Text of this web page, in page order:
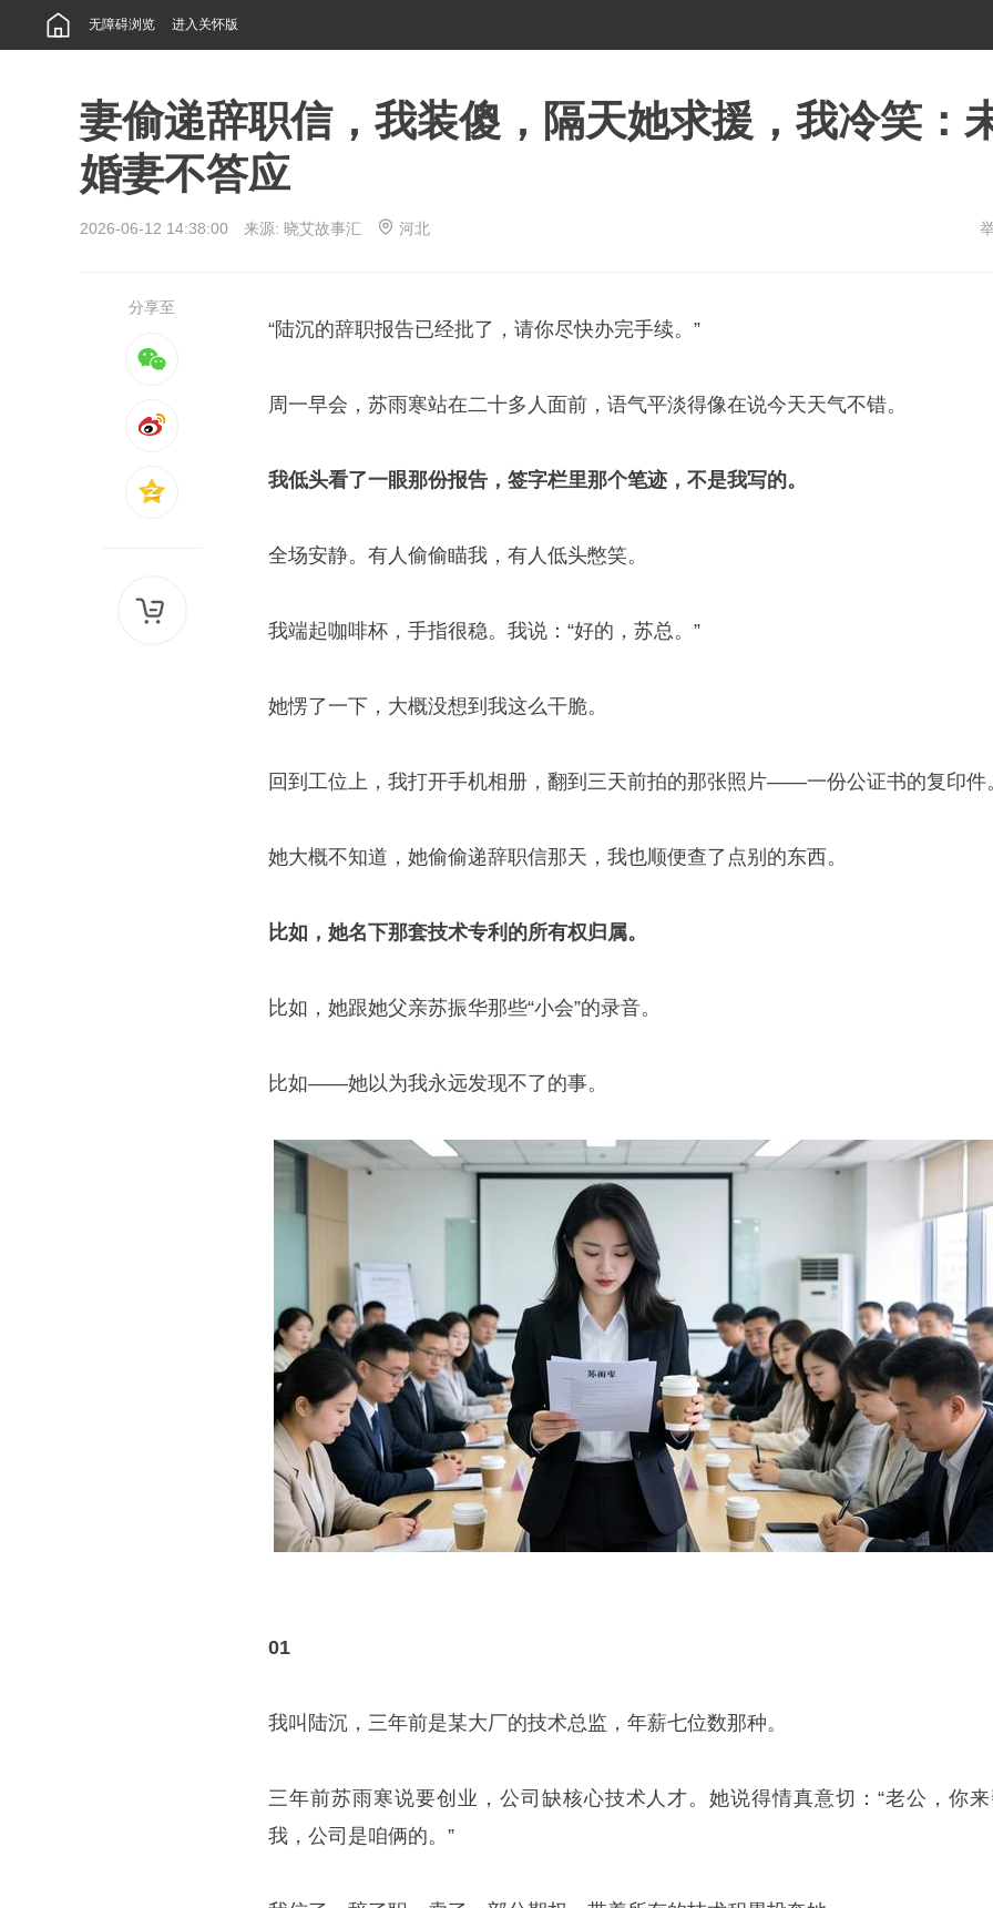
无障碍浏览 进入关怀版
妻偷递辞职信，我装傻，隔天她求援，我冷笑：
婚妻不答应
2026-06-12 14:38:00 来源: 晓艾故事汇 河北
分享至
“陆沉的辞职报告已经批了，请你尽快办完手续。”
周一早会，苏雨寒站在二十多人面前，语气平淡得像在说今天天气不错。
我低头看了一眼那份报告，签字栏里那个笔迹，不是我写的。
全场安静。有人偷偷瞄我，有人低头憋笑。
我端起咖啡杯，手指很稳。我说：“好的，苏总。”
她愣了一下，大概没想到我这么干脆。
回到工位上，我打开手机相册，翻到三天前拍的那张照片——一份公证书的复印件
她大概不知道，她偷偷递辞职信那天，我也顺便查了点别的东西。
比如，她名下那套技术专利的所有权归属。
比如，她跟她父亲苏振华那些“小会”的录音。
比如——她以为我永远发现不了的事。
01
我叫陆沉，三年前是某大厂的技术总监，年薪七位数那种。
三年前苏雨寒说要创业，公司缺核心技术人才。她说得情真意切：“老公，你
我，公司是咱俩的。”